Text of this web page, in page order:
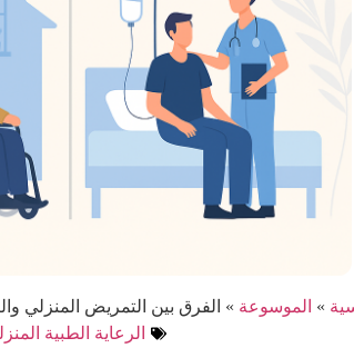
» الموسوعة » الفرق بين التمريض المنزلي
الرعاية الطبية